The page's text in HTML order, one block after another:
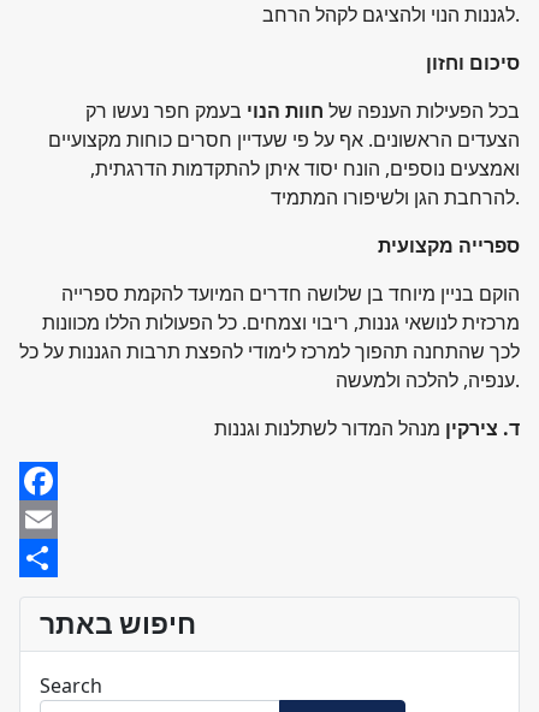
לגננות הנוי ולהציגם לקהל הרחב.
סיכום וחזון
בכל הפעילות הענפה של חוות הנוי בעמק חפר נעשו רק
הצעדים הראשונים. אף על פי שעדיין חסרים כוחות מקצועיים
ואמצעים נוספים, הונח יסוד איתן להתקדמות הדרגתית,
להרחבת הגן ולשיפורו המתמיד.
ספרייה מקצועית
הוקם בניין מיוחד בן שלושה חדרים המיועד להקמת ספרייה
מרכזית לנושאי גננות, ריבוי וצמחים. כל הפעולות הללו מכוונות
לכך שהתחנה תהפוך למרכז לימודי להפצת תרבות הגננות על כל
ענפיה, להלכה ולמעשה.
ד. צירקין מנהל המדור לשתלנות וגננות
Facebook
Email
Share
חיפוש באתר
Search